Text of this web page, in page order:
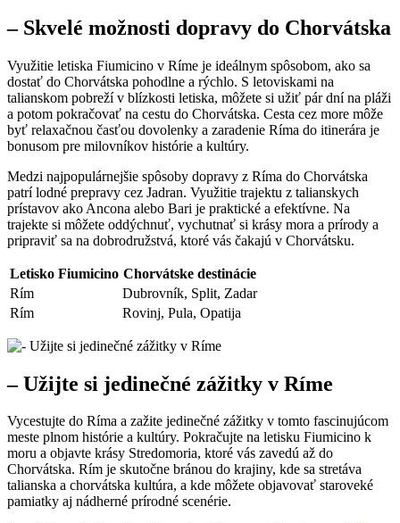
– Skvelé možnosti dopravy do Chorvátska
Využitie letiska Fiumicino v Ríme je ideálnym spôsobom, ako sa
dostať do Chorvátska pohodlne a rýchlo. S letoviskami na
talianskom pobreží v blízkosti letiska, môžete si užiť pár dní na pláži
a potom pokračovať na cestu do Chorvátska. Cesta cez more môže
byť relaxačnou časťou dovolenky a zaradenie Ríma do itinerára je
bonusom pre milovníkov histórie a kultúry.
Medzi najpopulárnejšie spôsoby dopravy z Ríma do Chorvátska
patrí lodné prepravy cez Jadran. Využitie trajektu z talianskych
prístavov ako Ancona alebo Bari je praktické a efektívne. Na
trajekte si môžete oddýchnuť, vychutnať si krásy mora a prírody a
pripraviť sa na dobrodružstvá, ktoré vás čakajú v Chorvátsku.
Letisko Fiumicino Chorvátske destinácie
Rím
Dubrovník, Split, Zadar
Rím
Rovinj, Pula, Opatija
– Užijte si jedinečné zážitky v Ríme
Vycestujte do Ríma a zažite jedinečné zážitky v tomto fascinujúcom
meste plnom histórie a kultúry. Pokračujte na letisku Fiumicino k
moru a objavte krásy Stredomoria, ktoré vás zavedú až do
Chorvátska. Rím je skutočne bránou do krajiny, kde sa stretáva
talianska a chorvátska kultúra, a kde môžete objavovať staroveké
pamiatky aj nádherné prírodné scenérie.